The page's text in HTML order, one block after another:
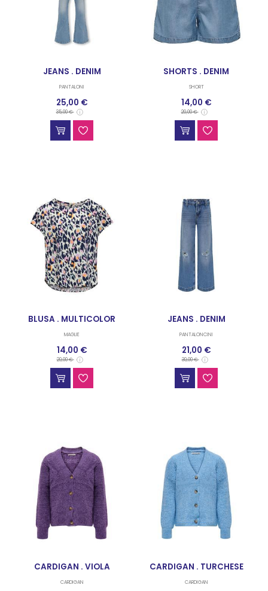
JEANS . DENIM
PANTALONI
25,00 €
35,00 €
SHORTS . DENIM
SHORT
14,00 €
20,00 €
BLUSA . MULTICOLOR
MAGLIE
14,00 €
20,00 €
JEANS . DENIM
PANTALONCINI
21,00 €
30,00 €
CARDIGAN . VIOLA
CARDIGAN
CARDIGAN . TURCHESE
CARDIGAN